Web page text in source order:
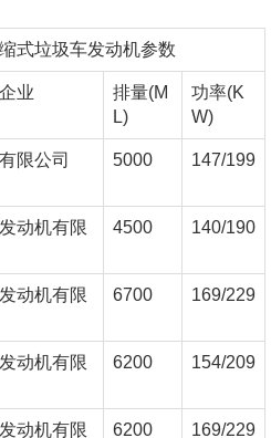
式垃圾车发动机参数
业
排量(M
L)
功率(K
W)
限公司 5000 147/199
动机有限
4500 140/190
动机有限
6700 169/229
动机有限
6200 154/209
动机有限
6200 169/229